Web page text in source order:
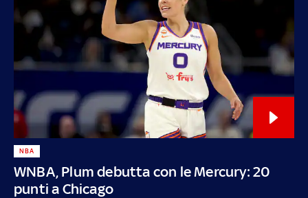
WNBA, Plum debutta con le Mercury: 20
punti a Chicago
NBA